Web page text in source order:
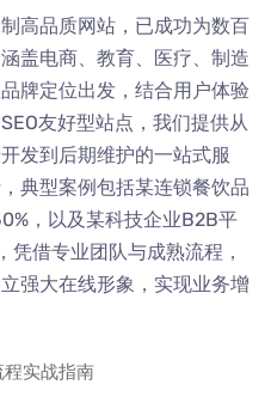
高品质网站，已成功为数百
盖电商、教育、医疗、制造
牌定位出发，结合用户体验
友好型站点，我们提供从
发到后期维护的一站式服
典型案例包括某连锁餐饮品
，以及某科技企业B2B平
借专业团队与成熟流程，
强大在线形象，实现业务增
实战指南